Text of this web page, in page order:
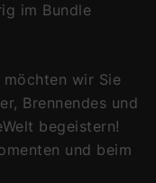
im Bundle
möchten wir Sie
Brennendes und
begeistern!
und beim